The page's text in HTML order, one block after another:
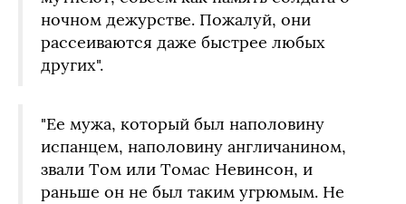
ночном дежурстве. Пожалуй, они
рассеиваются даже быстрее любых
других".
"Ее мужа, который был наполовину
испанцем, наполовину англичанином,
звали Том или Томас Невинсон, и
раньше он не был таким угрюмым. Не